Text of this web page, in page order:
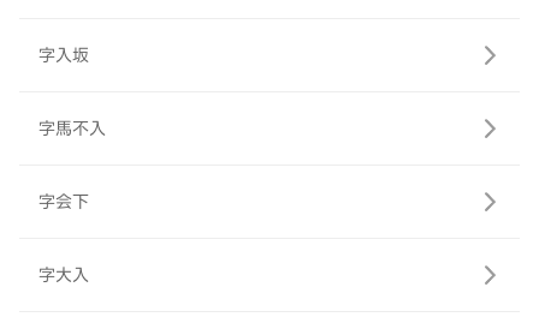
字入坂
字馬不入
字会下
字大入